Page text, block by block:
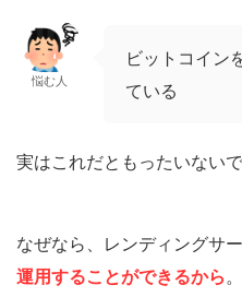
悩む人
ビットコイン
ている
実はこれだともったいないで
なぜなら、レンディングサ
運用することができるから。